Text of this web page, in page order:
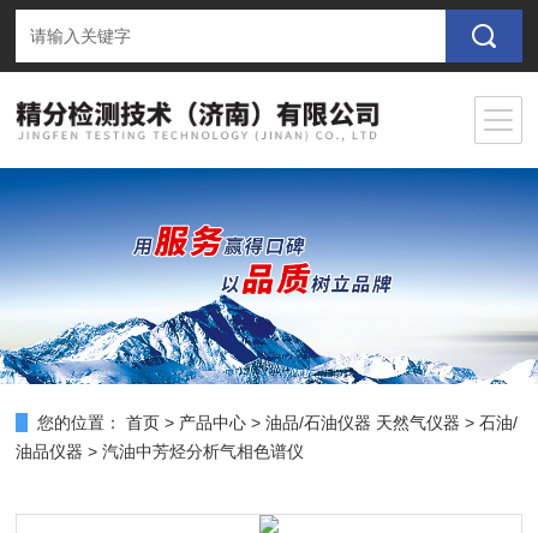
您的位置： 首页 > 产品中心 >油品/石油仪器 天然气仪器 >石油/
油品仪器 > 汽油中芳烃分析气相色谱仪